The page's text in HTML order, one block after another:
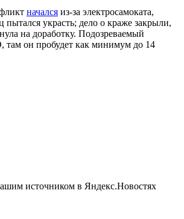
начался из-за электросамоката,
пытался украсть; дело о краже закрыли,
на доработку. Подозреваемый
там он пробудет как минимум до 14
источником в Яндекс.Новостях